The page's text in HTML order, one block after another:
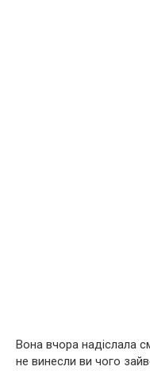
Вона вчора надіслала
не винесли ви чого